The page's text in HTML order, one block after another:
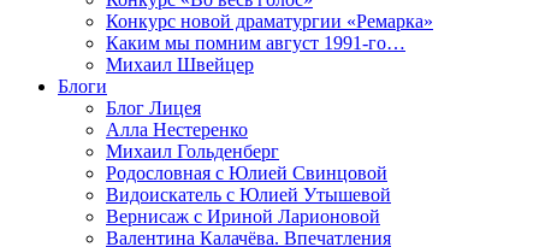
Конкурс новой драматургии «Ремарка»
Каким мы помним август 1991-го…
Михаил Швейцер
Блоги
Блог Лицея
Алла Нестеренко
Михаил Гольденберг
Родословная с Юлией Свинцовой
Видоискатель с Юлией Утышевой
Вернисаж с Ириной Ларионовой
Валентина Калачёва. Впечатления